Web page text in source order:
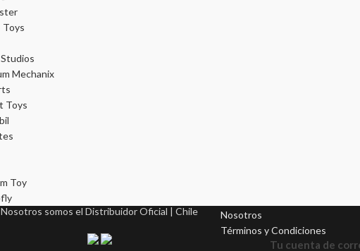
Toys
Mechanix
Toys
Toy
Nosotros somos el Distribuidor Oficial | Chile
Nosotros
Términos y Condiciones
Tu cuenta de